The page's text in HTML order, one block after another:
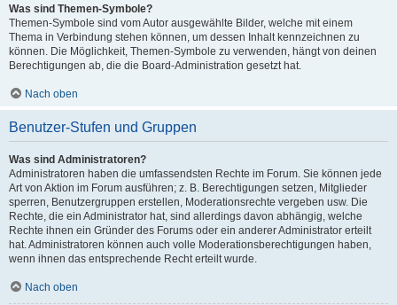
Was sind Themen-Symbole?
Themen-Symbole sind vom Autor ausgewählte Bilder, welche mit einem
Thema in Verbindung stehen können, um dessen Inhalt kennzeichnen zu
können. Die Möglichkeit, Themen-Symbole zu verwenden, hängt von deinen
Berechtigungen ab, die die Board-Administration gesetzt hat.
Nach oben
Benutzer-Stufen und Gruppen
Was sind Administratoren?
Administratoren haben die umfassendsten Rechte im Forum. Sie können jede
Art von Aktion im Forum ausführen; z. B. Berechtigungen setzen, Mitglieder
sperren, Benutzergruppen erstellen, Moderationsrechte vergeben usw. Die
Rechte, die ein Administrator hat, sind allerdings davon abhängig, welche
Rechte ihnen ein Gründer des Forums oder ein anderer Administrator erteilt
hat. Administratoren können auch volle Moderationsberechtigungen haben,
wenn ihnen das entsprechende Recht erteilt wurde.
Nach oben